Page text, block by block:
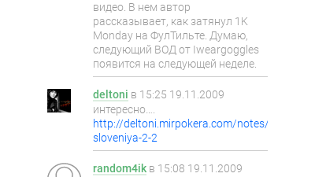
видео. В нем автор
рассказывает, как затянул 1K
Monday на ФулТильте. Думаю,
следующий ВОД от Iweargoggles
появится на следующей неделе.
deltoni в 15:25 19.11.2009
интересно….
http://deltoni.mirpokera.com/notes/rossiya-
sloveniya-2-2
random4ik в 15:08 19.11.2009